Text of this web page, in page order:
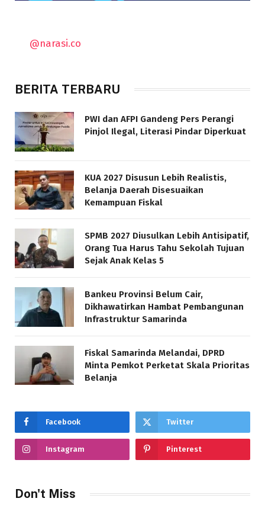
@narasi.co
BERITA TERBARU
PWI dan AFPI Gandeng Pers Perangi
Pinjol Ilegal, Literasi Pindar Diperkuat
KUA 2027 Disusun Lebih Realistis,
Belanja Daerah Disesuaikan
Kemampuan Fiskal
SPMB 2027 Diusulkan Lebih Antisipatif,
Orang Tua Harus Tahu Sekolah Tujuan
Sejak Anak Kelas 5
Bankeu Provinsi Belum Cair,
Dikhawatirkan Hambat Pembangunan
Infrastruktur Samarinda
Fiskal Samarinda Melandai, DPRD
Minta Pemkot Perketat Skala Prioritas
Belanja
Facebook Twitter
Instagram Pinterest
Don't Miss